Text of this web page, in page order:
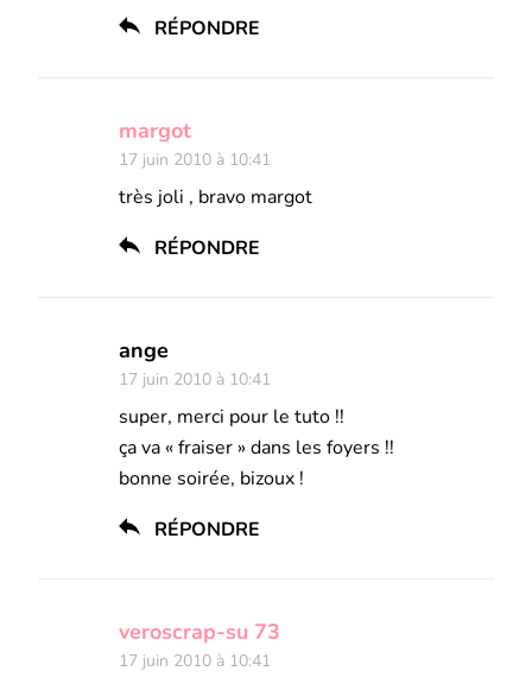
RÉPONDRE
margot
17 juin 2010 à 10:41
très joli , bravo margot
RÉPONDRE
ange
17 juin 2010 à 10:41
super, merci pour le tuto !!
ça va « fraiser » dans les foyers !!
bonne soirée, bizoux !
RÉPONDRE
veroscrap-su 73
17 juin 2010 à 10:41